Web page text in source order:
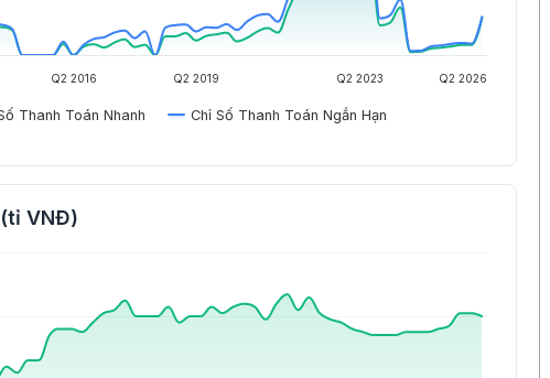
Thanh Toán Nhanh Chỉ Số Thanh Toán Ngắn Hạn
Q2 2016 Q2 2019 Q2 2023 Q2 2026
VNĐ)